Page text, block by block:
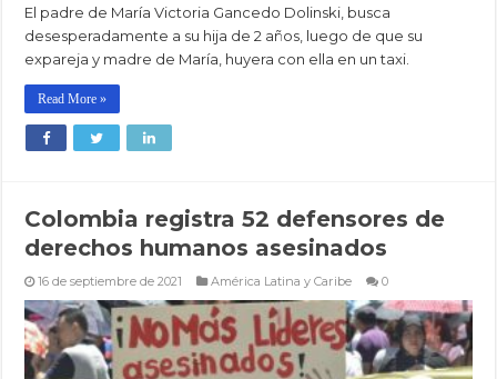
El padre de María Victoria Gancedo Dolinski, busca
desesperadamente a su hija de 2 años, luego de que su
expareja y madre de María, huyera con ella en un taxi.
Read More »
Colombia registra 52 defensores de
derechos humanos asesinados
16 de septiembre de 2021 América Latina y Caribe 0